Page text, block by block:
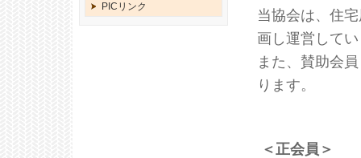
PICリンク
当協会は、住
画し運営して
また、賛助会
ります。
＜正会員＞